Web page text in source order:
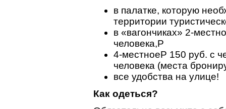
в палатке, которую
территории
в «вагончиках» 2-
человека,P
4-местноеP 150 руб. с
человека (места
все удобства на улице!
Как одеться?